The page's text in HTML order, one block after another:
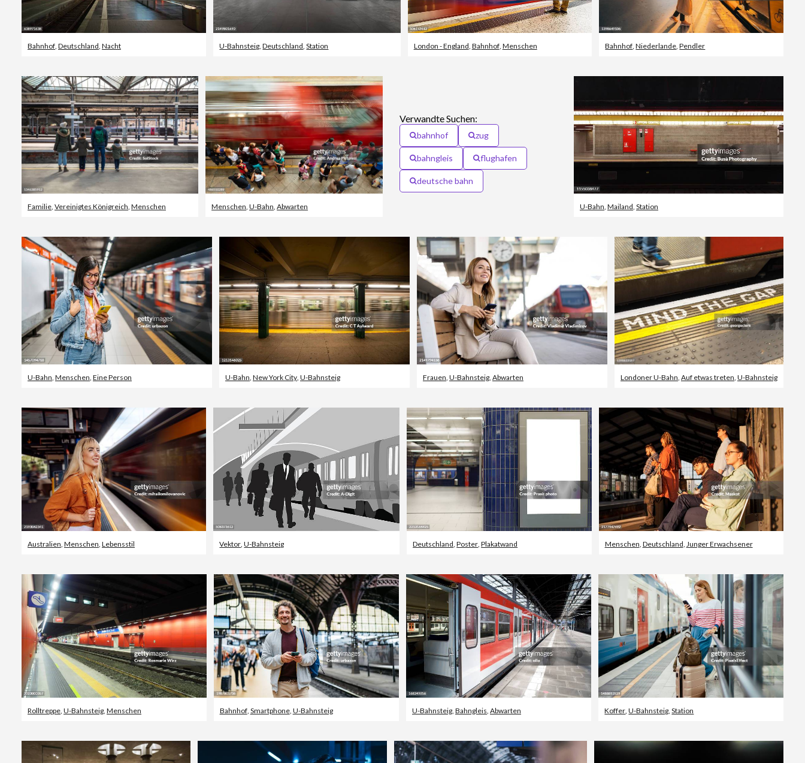
Bahnhof Deutschland Nacht U-Bahnsteig ,Deutschland ,Station London - England Bahnhof, Menschen Bahnhof ,Niederlande ,Pendler
Familie, Vereinigtes Königreich, Menschen Menschen,U-Bahn,Abwarten
Verwandte Suchen:
bahnhof zug
bahngleis flughafen
deutsche bahn
U-Bahn, Mailand, Station
U-Bahn Menschen Eine Person U-Bahn New York City, U-Bahnsteig Frauen U-Bahnsteig, Abwarten Londoner U-Bahn Auf etwas treten U-Bahnsteig
Australien Menschen Lebensstil Vektor ,U-Bahnsteig Deutschland ,Poster ,Plakatwand Menschen Deutschland Junger Erwachsener
Rolltreppe, U-Bahnsteig, Menschen Bahnhof, Smartphone, U-Bahnsteig U-Bahnsteig, Bahngleis, Abwarten Koffer,U-Bahnsteig,Station